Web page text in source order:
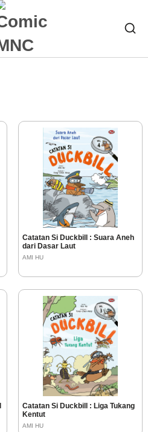
Catatan Si Duckbill : Suara Aneh
dari Dasar Laut
AMI HU
Catatan Si Duckbill : Liga Tukang
Kentut
AMI HU